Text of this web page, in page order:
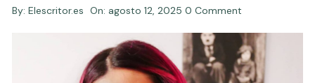
By: Elescritor.es On: agosto 12, 2025 0 Comment